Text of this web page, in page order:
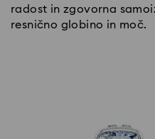
radost in zgovorna
resnično globino in moč.